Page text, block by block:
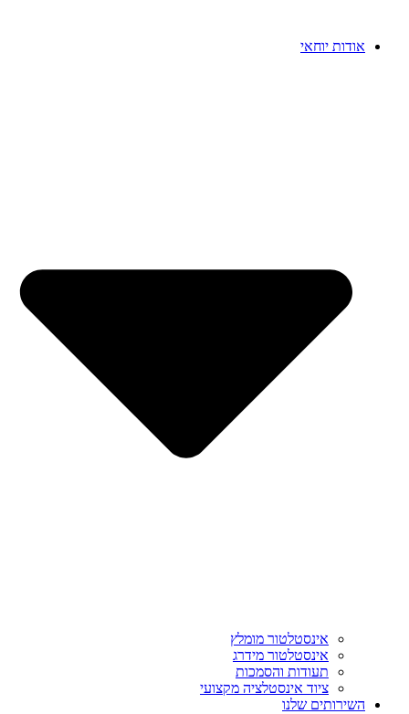
אודות יוחאי
אינסטלטור מומלץ
אינסטלטור מידרג
תעודות והסמכות
ציוד אינסטלציה מקצועי
השירותים שלנו